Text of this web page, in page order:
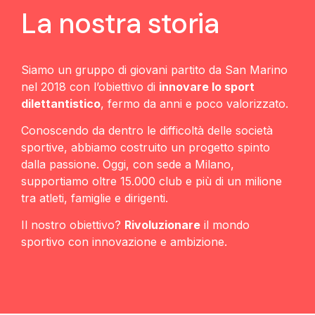
La nostra storia
Siamo un gruppo di giovani partito da San Marino
nel 2018 con l’obiettivo di innovare lo sport
dilettantistico, fermo da anni e poco valorizzato.
Conoscendo da dentro le difficoltà delle società
sportive, abbiamo costruito un progetto spinto
dalla passione. Oggi, con sede a Milano,
supportiamo oltre 15.000 club e più di un milione
tra atleti, famiglie e dirigenti.
Il nostro obiettivo? Rivoluzionare il mondo
sportivo con innovazione e ambizione.